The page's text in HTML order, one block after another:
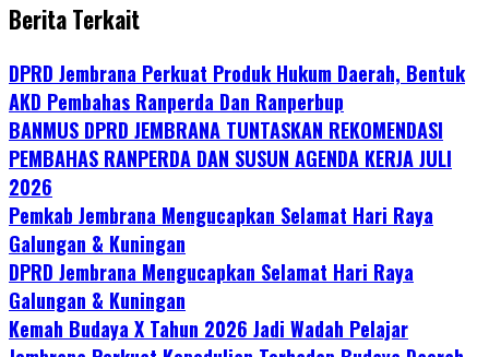
Berita Terkait
DPRD Jembrana Perkuat Produk Hukum Daerah, Bentuk
AKD Pembahas Ranperda Dan Ranperbup
BANMUS DPRD JEMBRANA TUNTASKAN REKOMENDASI
PEMBAHAS RANPERDA DAN SUSUN AGENDA KERJA JULI
2026
Pemkab Jembrana Mengucapkan Selamat Hari Raya
Galungan & Kuningan
DPRD Jembrana Mengucapkan Selamat Hari Raya
Galungan & Kuningan
Kemah Budaya X Tahun 2026 Jadi Wadah Pelajar